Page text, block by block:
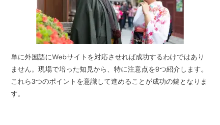
単に外国語にWebサイトを対応させれば成功するわけではあり
ません。現場で培った知見から、特に注意点を9つ紹介します。
これら3つのポイントを意識して進めることが成功の鍵となりま
す。